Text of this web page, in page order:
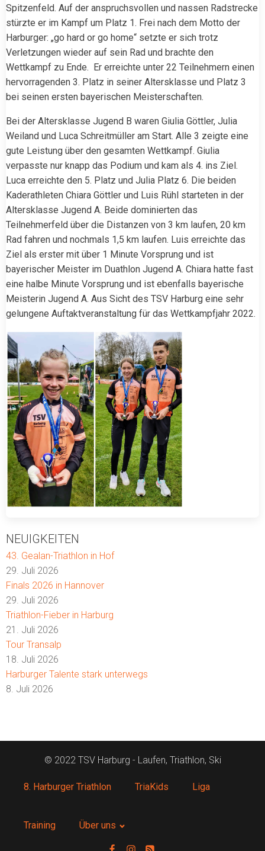
Spitzenfeld. Auf der anspruchsvollen und nassen Radstrecke
stürzte er im Kampf um Platz 1. Frei nach dem Motto der
Harburger: „go hard or go home“ setzte er sich trotz
Verletzungen wieder auf sein Rad und brachte den
Wettkampf zu Ende. Er erreichte unter 22 Teilnehmern einen
hervorragenden 3. Platz in seiner Altersklasse und Platz 3
bei seinen ersten bayerischen Meisterschaften.
Bei der Altersklasse Jugend B waren Giulia Göttler, Julia
Weiland und Luca Schreitmüller am Start. Alle 3 zeigte eine
gute Leistung über den gesamten Wettkampf. Giulia
verpasste nur knapp das Podium und kam als 4. ins Ziel.
Luca erreichte den 5. Platz und Julia Platz 6. Die beiden
Kaderathleten Chiara Göttler und Luis Rühl starteten in der
Altersklasse Jugend A. Beide dominierten das
Teilnehmerfeld über die Distanzen von 3 km laufen, 20 km
Rad fahren und nochmals 1,5 km laufen. Luis erreichte das
Ziel als erster mit über 1 Minute Vorsprung und ist
bayerischer Meister im Duathlon Jugend A. Chiara hatte fast
eine halbe Minute Vorsprung und ist ebenfalls bayerische
Meisterin Jugend A. Aus Sicht des TSV Harburg eine sehr
gelungene Auftaktveranstaltung für das Wettkampfjahr 2022.
NEUIGKEITEN
43. Gealan-Triathlon in Hof
29. Juli 2026
Finals 2026 in Hannover
29. Juli 2026
Triathlon-Fieber in Harburg
21. Juli 2026
Tour Transalp
18. Juli 2026
Harburger Talente stark unterwegs
8. Juli 2026
© 2022 TSV Harburg - Laufen, Triathlon, Ski
8. Harburger Triathlon TriaKids Liga
Training Über uns